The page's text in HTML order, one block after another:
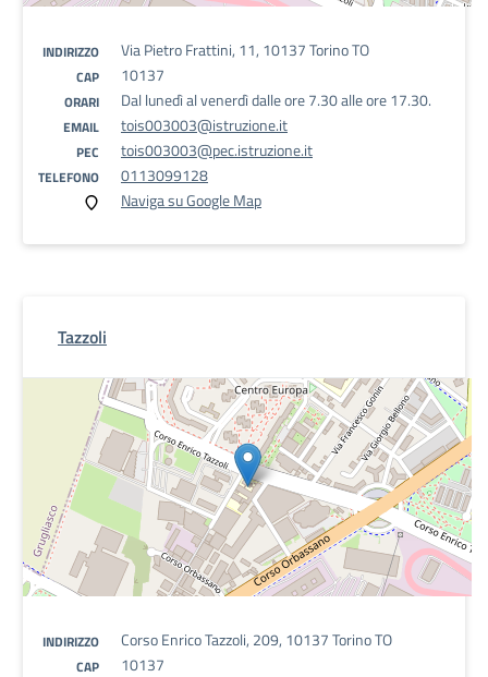
INDIRIZZO Via Pietro Frattini, 11, 10137 Torino TO
CAP 10137
ORARI Dal lunedì al venerdì dalle ore 7.30 alle ore 17.30.
EMAIL tois003003@istruzione.it
PEC tois003003@pec.istruzione.it
TELEFONO
0113099128
Naviga su Google Map
Tazzoli
INDIRIZZO Corso Enrico Tazzoli, 209, 10137 Torino TO
CAP 10137